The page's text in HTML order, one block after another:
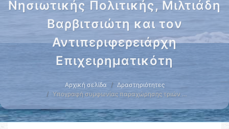
Νησιωτικής Πολιτικής, Μιλτιάδη
Βαρβιτσιώτη και τον
Αντιπεριφερειάρχη
Επιχειρηματικότη
Αρχική σελίδα
Δραστηριότητες
Υπογραφή συμφωνίας παραχώρησης τριών …